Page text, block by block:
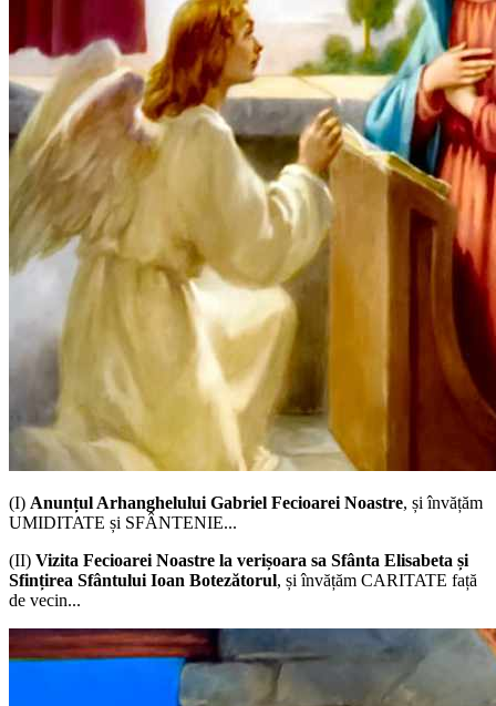
(I) Anunțul Arhanghelului Gabriel Fecioarei Noastre, și învățăm
UMIDITATE și SFÂNTENIE...
(II) Vizita Fecioarei Noastre la verișoara sa Sfânta Elisabeta și
Sfințirea Sfântului Ioan Botezătorul, și învățăm CARITATE față
de vecin...